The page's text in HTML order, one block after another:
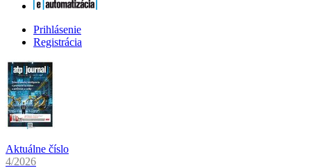
Prihlásenie
Registrácia
Aktuálne číslo
4/2026